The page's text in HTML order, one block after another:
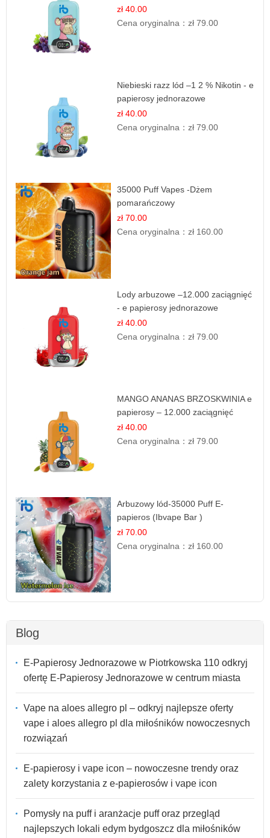
zł 40.00
Cena oryginalna：zł 79.00
Niebieski razz lód –1 2 % Nikotin - e
papierosy jednorazowe
zł 40.00
Cena oryginalna：zł 79.00
35000 Puff Vapes -Dżem
pomarańczowy
zł 70.00
Cena oryginalna：zł 160.00
Lody arbuzowe –12.000 zaciągnięć
- e papierosy jednorazowe
zł 40.00
Cena oryginalna：zł 79.00
MANGO ANANAS BRZOSKWINIA e
papierosy – 12.000 zaciągnięć
zł 40.00
Cena oryginalna：zł 79.00
Arbuzowy lód-35000 Puff E-
papieros (Ibvape Bar )
zł 70.00
Cena oryginalna：zł 160.00
Blog
E-Papierosy Jednorazowe w Piotrkowska 110 odkryj
ofertę E-Papierosy Jednorazowe w centrum miasta
Vape na aloes allegro pl – odkryj najlepsze oferty
vape i aloes allegro pl dla miłośników nowoczesnych
rozwiązań
E-papierosy i vape icon – nowoczesne trendy oraz
zalety korzystania z e-papierosów i vape icon
Pomysły na puff i aranżacje puff oraz przegląd
najlepszych lokali edym bydgoszcz dla miłośników